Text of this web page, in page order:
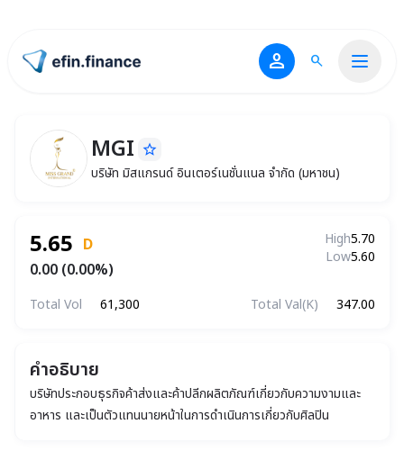
ไปหน้าแรก person search
MGIบริษัท มิสแกรนด์ อินเตอร์เนชั่นแนล จำกัด (มหา
MGI star_border
บริษัท มิสแกรนด์ อินเตอร์เนชั่นแนล จำกัด (มหาชน)
5.65 D
0.00 (0.00%)
High5.70
Low5.60
Total Vol 61,300 Total Val(K) 347.00
คำอธิบาย
บริษัทประกอบธุรกิจค้าส่งและค้าปลีกผลิตภัณฑ์เกี่ยวกับความงามและ
อาหาร และเป็นตัวแทนนายหน้าในการดำเนินการเกี่ยวกับศิลปิน